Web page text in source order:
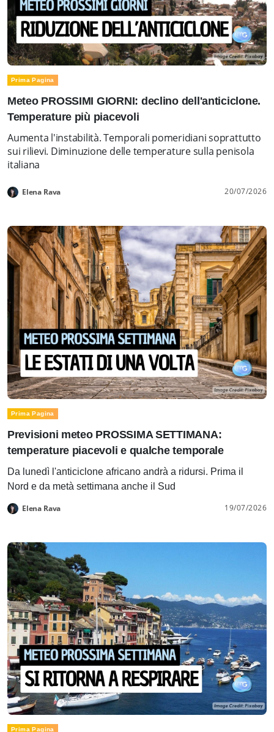
Prima Pagina
Meteo PROSSIMI GIORNI: declino dell'anticiclone.
Temperature più piacevoli
Aumenta l'instabilità. Temporali pomeridiani soprattutto
sui rilievi. Diminuzione delle temperature sulla penisola
italiana
Elena Rava 20/07/2026
Prima Pagina
Previsioni meteo PROSSIMA SETTIMANA:
temperature piacevoli e qualche temporale
Da lunedì l'anticiclone africano andrà a ridursi. Prima il
Nord e da metà settimana anche il Sud
Elena Rava 19/07/2026
Prima Pagina